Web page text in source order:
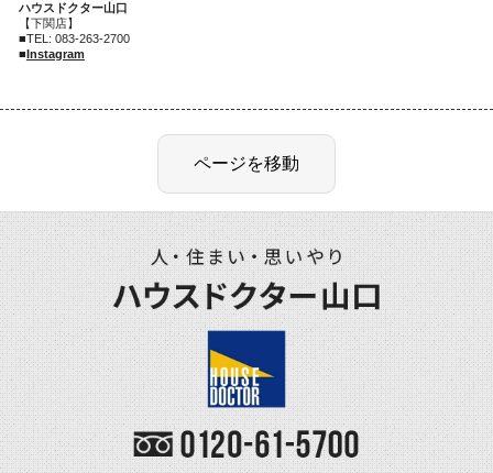
ハウスドクター山口
【下関店】
■TEL: 083-263-2700
■Instagram